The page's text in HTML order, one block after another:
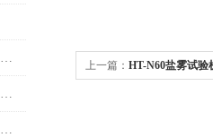
选购纸箱耐压强度试验机要注意哪几点性价比？
纸板破裂试验机：保障产品质量的关键仪器
模拟汽车运输振动台常见故障与解决方案
上一篇： HT-N60盐雾试验